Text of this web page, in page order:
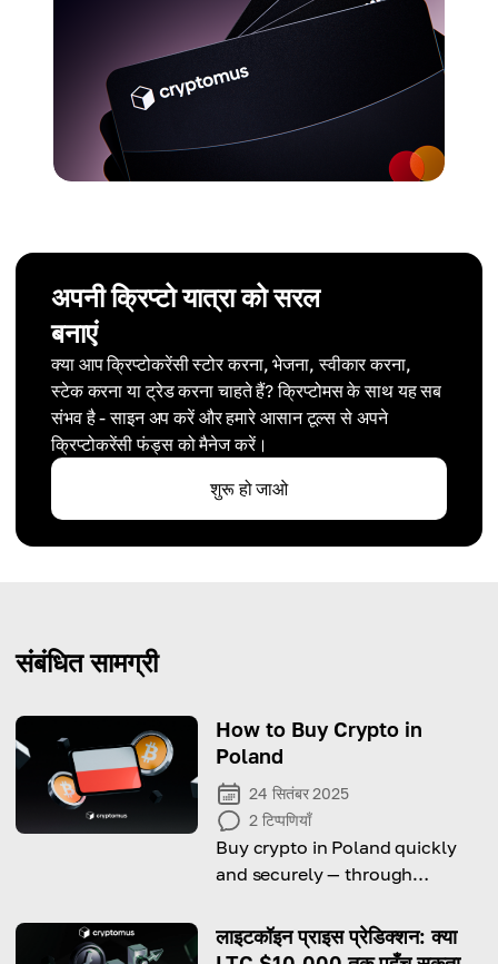
अपनी क्रिप्टो यात्रा को सरल
बनाएं
क्या आप क्रिप्टोकरेंसी स्टोर करना, भेजना, स्वीकार करना,
स्टेक करना या ट्रेड करना चाहते हैं? क्रिप्टोमस के साथ यह सब
संभव है - साइन अप करें और हमारे आसान टूल्स से अपने
क्रिप्टोकरेंसी फंड्स को मैनेज करें।
शुरू हो जाओ
संबंधित सामग्री
How to Buy Crypto in
Poland
24 सितंबर 2025
2 टिप्पणियाँ
Buy crypto in Poland quickly
and securely — through
ATMs.
लाइटकॉइन प्राइस प्रेडिक्शन: क्या